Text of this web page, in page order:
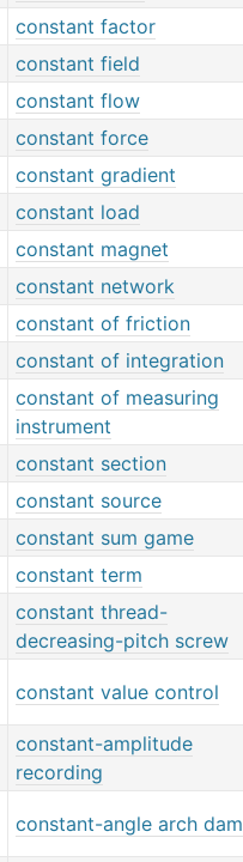
constant factor
constant field
constant flow
constant force
constant gradient
constant load
constant magnet
constant network
constant of friction
constant of integration
constant of measuring
instrument
constant section
constant source
constant sum game
constant term
constant thread-
decreasing-pitch screw
constant value control
constant-amplitude
recording
constant-angle arch dam